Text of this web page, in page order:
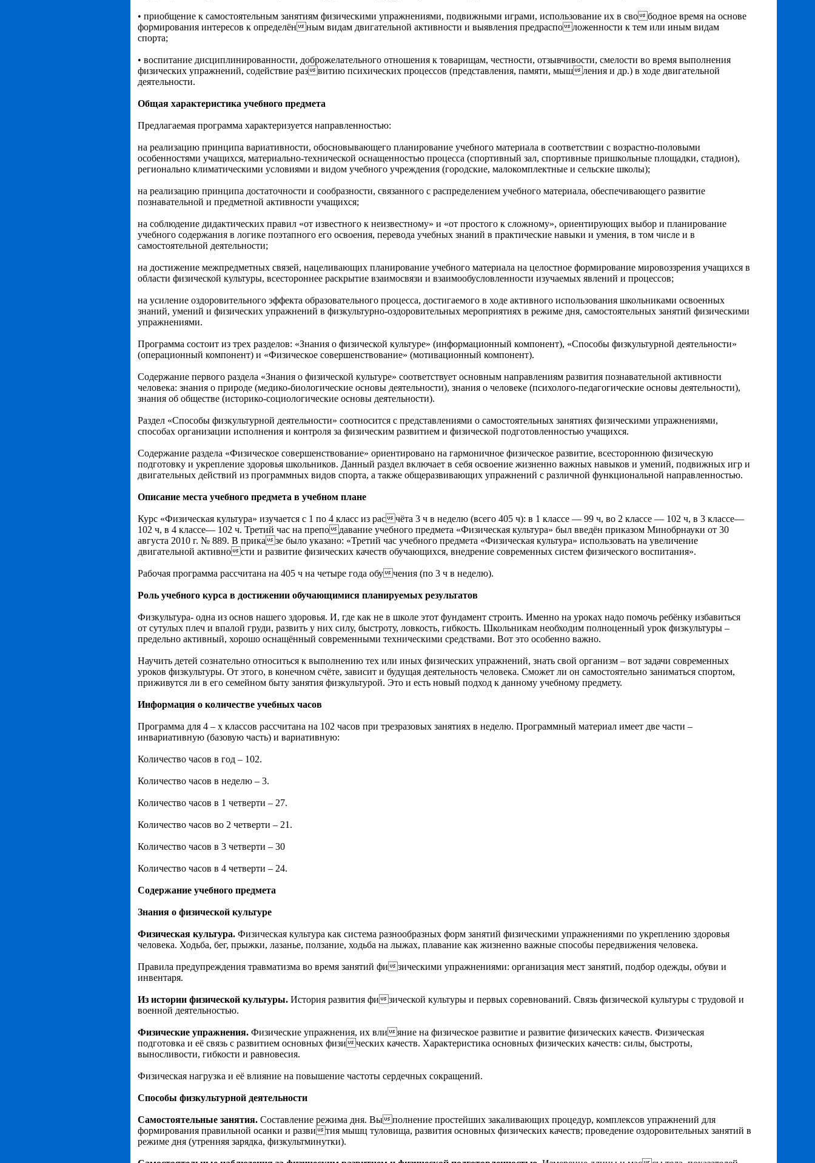
• приобщение к самостоятельным занятиям физическими упражнениями, подвижными играми, использование их в свободное время на основе
формирования интересов к определённым видам двигательной активности и выявления предрасположенности к тем или иным видам
спорта;
• воспитание дисциплинированности, доброжелательного отношения к товарищам, честности, отзывчивости, смелости во время выполнения
физических упражнений, содействие развитию психических процессов (представления, памяти, мышления и др.) в ходе двигательной
деятельности.
Общая характеристика учебного предмета
Предлагаемая программа характеризуется направленностью:
на реализацию принципа вариативности, обосновывающего планирование учебного материала в соответствии с возрастно-половыми
особенностями учащихся, материально-технической оснащенностью процесса (спортивный зал, спортивные пришкольные площадки, стадион),
регионально климатическими условиями и видом учебного учреждения (городские, малокомплектные и сельские школы);
на реализацию принципа достаточности и сообразности, связанного с распределением учебного материала, обеспечивающего развитие
познавательной и предметной активности учащихся;
на соблюдение дидактических правил «от известного к неизвестному» и «от простого к сложному», ориентирующих выбор и планирование
учебного содержания в логике поэтапного его освоения, перевода учебных знаний в практические навыки и умения, в том числе и в
самостоятельной деятельности;
на достижение межпредметных связей, нацеливающих планирование учебного материала на целостное формирование мировоззрения учащихся в
области физической культуры, всестороннее раскрытие взаимосвязи и взаимообусловленности изучаемых явлений и процессов;
на усиление оздоровительного эффекта образовательного процесса, достигаемого в ходе активного использования школьниками освоенных
знаний, умений и физических упражнений в физкультурно-оздоровительных мероприятиях в режиме дня, самостоятельных занятий физическими
упражнениями.
Программа состоит из трех разделов: «Знания о физической культуре» (информационный компонент), «Способы физкультурной деятельности»
(операционный компонент) и «Физическое совершенствование» (мотивационный компонент).
Содержание первого раздела «Знания о физической культуре» соответствует основным направлениям развития познавательной активности
человека: знания о природе (медико-биологические основы деятельности), знания о человеке (психолого-педагогические основы деятельности),
знания об обществе (историко-социологические основы деятельности).
Раздел «Способы физкультурной деятельности» соотносится с представлениями о самостоятельных занятиях физическими упражнениями,
способах организации исполнения и контроля за физическим развитием и физической подготовленностью учащихся.
Содержание раздела «Физическое совершенствование» ориентировано на гармоничное физическое развитие, всестороннюю физическую
подготовку и укрепление здоровья школьников. Данный раздел включает в себя освоение жизненно важных навыков и умений, подвижных игр и
двигательных действий из программных видов спорта, а также общеразвивающих упражнений с различной функциональной направленностью.
Описание места учебного предмета в учебном плане
Курс «Физическая культура» изучается с 1 по 4 класс из расчёта 3 ч в неделю (всего 405 ч): в 1 классе — 99 ч, во 2 классе — 102 ч, в 3 классе—
102 ч, в 4 классе— 102 ч. Третий час на преподавание учебного предмета «Физическая культура» был введён приказом Минобрнауки от 30
августа 2010 г. № 889. В приказе было указано: «Третий час учебного предмета «Физическая культура» использовать на увеличение
двигательной активности и развитие физических качеств обучающихся, внедрение современных систем физического воспитания».
Рабочая программа рассчитана на 405 ч на четыре года обучения (по 3 ч в неделю).
Роль учебного курса в достижении обучающимися планируемых результатов
Физкультура- одна из основ нашего здоровья. И, где как не в школе этот фундамент строить. Именно на уроках надо помочь ребёнку избавиться
от сутулых плеч и впалой груди, развить у них силу, быстроту, ловкость, гибкость. Школьникам необходим полноценный урок физкультуры –
предельно активный, хорошо оснащённый современными техническими средствами. Вот это особенно важно.
Научить детей сознательно относиться к выполнению тех или иных физических упражнений, знать свой организм – вот задачи современных
уроков физкультуры. От этого, в конечном счёте, зависит и будущая деятельность человека. Сможет ли он самостоятельно заниматься спортом,
приживутся ли в его семейном быту занятия физкультурой. Это и есть новый подход к данному учебному предмету.
Информация о количестве учебных часов
Программа для 4 – х классов рассчитана на 102 часов при трезразовых занятиях в неделю. Программный материал имеет две части –
инвариативную (базовую часть) и вариативную:
Количество часов в год – 102.
Количество часов в неделю – 3.
Количество часов в 1 четверти – 27.
Количество часов во 2 четверти – 21.
Количество часов в 3 четверти – 30
Количество часов в 4 четверти – 24.
Содержание учебного предмета
Знания о физической культуре
Физическая культура. Физическая культура как система разнообразных форм занятий физическими упражнениями по укреплению здоровья
человека. Ходьба, бег, прыжки, лазанье, ползание, ходьба на лыжах, плавание как жизненно важные способы передвижения человека.
Правила предупреждения травматизма во время занятий физическими упражнениями: организация мест занятий, подбор одежды, обуви и
инвентаря.
Из истории физической культуры. История развития физической культуры и первых соревнований. Связь физической культуры с трудовой и
военной деятельностью.
Физические упражнения. Физические упражнения, их влияние на физическое развитие и развитие физических качеств. Физическая
подготовка и её связь с развитием основных физических качеств. Характеристика основных физических качеств: силы, быстроты,
выносливости, гибкости и равновесия.
Физическая нагрузка и её влияние на повышение частоты сердечных сокращений.
Способы физкультурной деятельности
Самостоятельные занятия. Составление режима дня. Выполнение простейших закаливающих процедур, комплексов упражнений для
формирования правильной осанки и развития мышц туловища, развития основных физических качеств; проведение оздоровительных занятий в
режиме дня (утренняя зарядка, физкультминутки).